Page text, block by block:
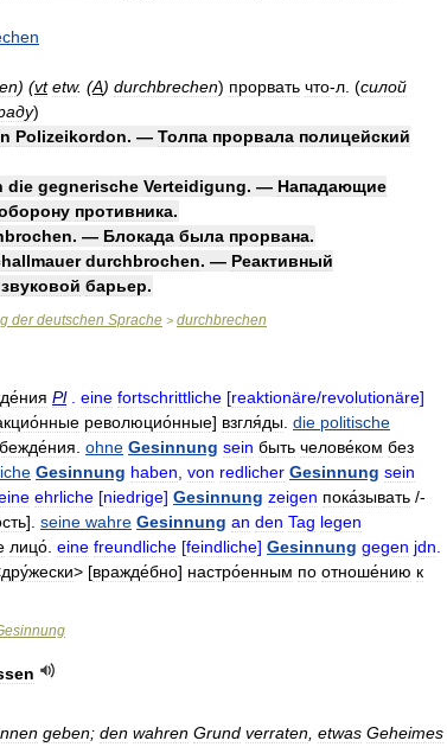
) (vt etw. (A) durchbrechen) прорвать что-л (силой
)
Polizeikordon. — Толпа прорвала полицейский
die gegnerische Verteidigung. — Нападающие
противника.
. — Блокада была прорвана.
durchbrochen. — Реактивный
звуковой барьер.
der deutschen Sprache > durchbrechen
Pl eine fortschrittliche [reaktionäre/revolutionäre]
революцио́нные] взгля́ды die politische
ohne Gesinnung sein быть челове́ком без
Gesinnung haben von redlicher Gesinnung sein
ehrliche [niedrige] Gesinnung zeigen пока́зывать /-
]. seine wahre Gesinnung an den Tag legen
лицо́ eine freundliche [feindliche] Gesinnung gegen jdn
дру́жески> [вражде́бно] настро́енным по отноше́нию к
geben; den wahren Grund verraten etwas Geheimes